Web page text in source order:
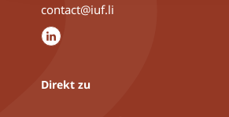
contact@iuf.li
Direkt zu